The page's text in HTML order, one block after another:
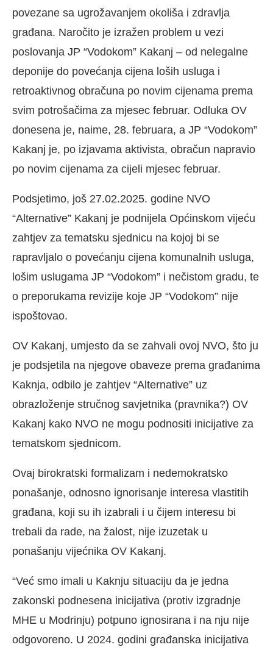
povezane sa ugrožavanjem okoliša i zdravlja
građana. Naročito je izražen problem u vezi
poslovanja JP “Vodokom” Kakanj – od nelegalne
deponije do povećanja cijena loših usluga i
retroaktivnog obračuna po novim cijenama prema
svim potrošačima za mjesec februar. Odluka OV
donesena je, naime, 28. februara, a JP “Vodokom”
Kakanj je, po izjavama aktivista, obračun napravio
po novim cijenama za cijeli mjesec februar.
Podsjetimo, još 27.02.2025. godine NVO
“Alternative” Kakanj je podnijela Općinskom vijeću
zahtjev za tematsku sjednicu na kojoj bi se
rapravljalo o povećanju cijena komunalnih usluga,
lošim uslugama JP “Vodokom” i nečistom gradu, te
o preporukama revizije koje JP “Vodokom” nije
ispoštovao.
OV Kakanj, umjesto da se zahvali ovoj NVO, što ju
je podsjetila na njegove obaveze prema građanima
Kaknja, odbilo je zahtjev “Alternative” uz
obrazloženje stručnog savjetnika (pravnika?) OV
Kakanj kako NVO ne mogu podnositi inicijative za
tematskom sjednicom.
Ovaj birokratski formalizam i nedemokratsko
ponašanje, odnosno ignorisanje interesa vlastitih
građana, koji su ih izabrali i u čijem interesu bi
trebali da rade, na žalost, nije izuzetak u
ponašanju vijećnika OV Kakanj.
“Već smo imali u Kaknju situaciju da je jedna
zakonski podnesena inicijativa (protiv izgradnje
MHE u Modrinju) potpuno ignosirana i na nju nije
odgovoreno. U 2024. godini građanska inicijativa